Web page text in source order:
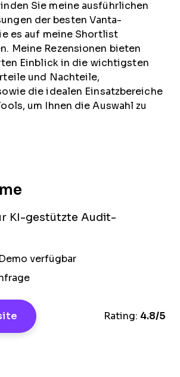
Sie meine ausführlichen
der besten Vanta-
es auf meine Shortlist
Meine Rezensionen bieten
Einblick in die wichtigsten
und Nachteile,
die idealen Einsatzbereiche
um Ihnen die Auswahl zu
KI-gestützte Audit-
verfügbar
Rating: 4.8/5